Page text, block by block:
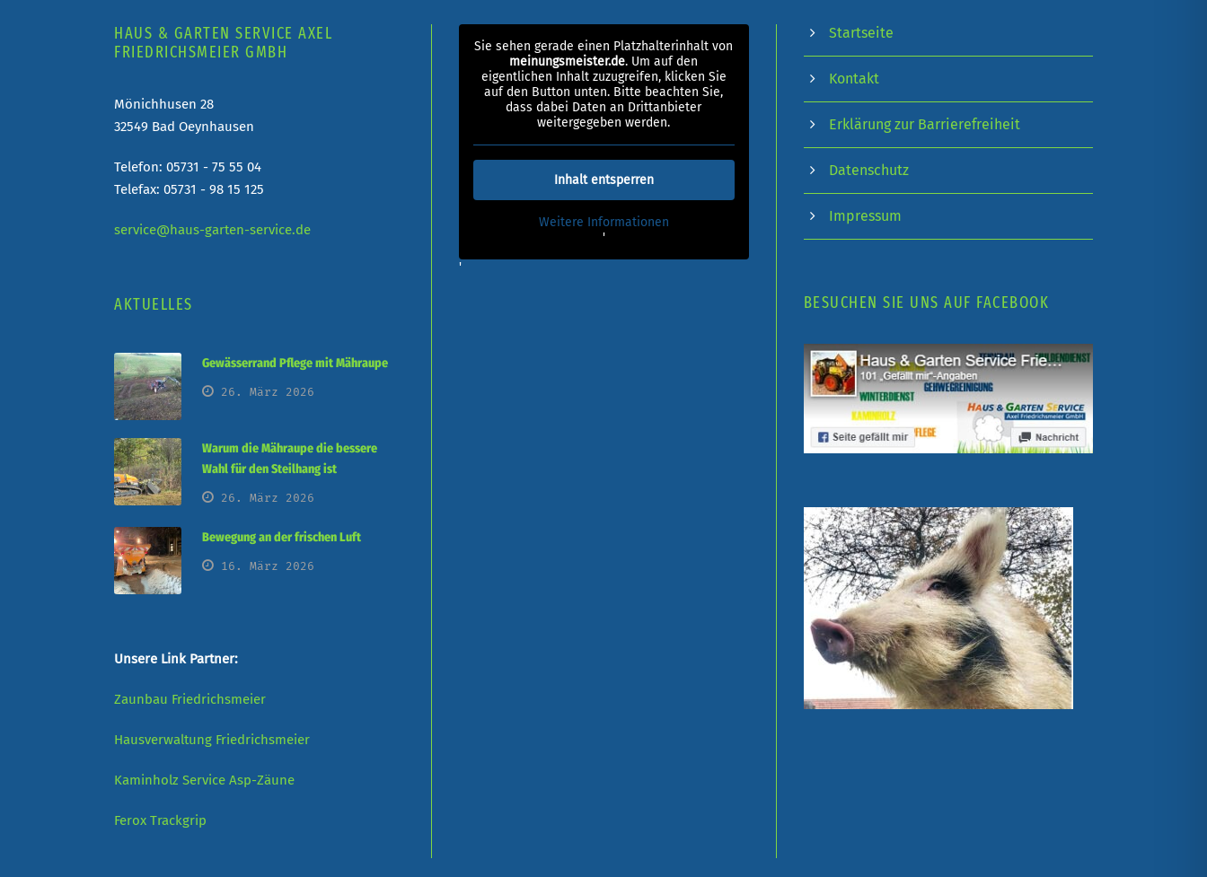
HAUS & GARTEN SERVICE AXEL
FRIEDRICHSMEIER GMBH
Mönichhusen 28
32549 Bad Oeynhausen
Telefon: 05731 - 75 55 04
Telefax: 05731 - 98 15 125
service@haus-garten-service.de
AKTUELLES
Gewässerrand Pflege mit Mähraupe
26. März 2026
Warum die Mähraupe die bessere
Wahl für den Steilhang ist
26. März 2026
Bewegung an der frischen Luft
16. März 2026
Unsere Link Partner:
Zaunbau Friedrichsmeier
Hausverwaltung Friedrichsmeier
Kaminholz Service Asp-Zäune
Ferox Trackgrip
Sie sehen gerade einen Platzhalterinhalt von
meinungsmeister.de. Um auf den
eigentlichen Inhalt zuzugreifen, klicken Sie
auf den Button unten. Bitte beachten Sie,
dass dabei Daten an Drittanbieter
weitergegeben werden.
Inhalt entsperren
Weitere Informationen
'
'
Startseite
Kontakt
Erklärung zur Barrierefreiheit
Datenschutz
Impressum
BESUCHEN SIE UNS AUF FACEBOOK